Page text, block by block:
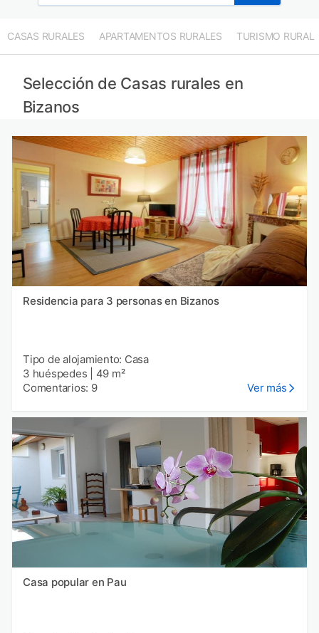
CASAS RURALES APARTAMENTOS RURALES TURISMO RURAL
Selección de Casas rurales en
Bizanos
Residencia para 3 personas en Bizanos
Tipo de alojamiento: Casa
3 huéspedes
49 m²
Comentarios: 9
Ver más
Casa popular en Pau